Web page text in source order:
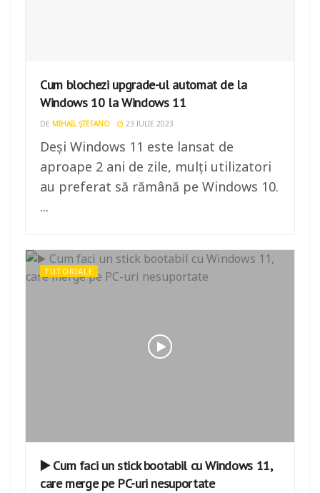
Cum blochezi upgrade-ul automat de la
Windows 10 la Windows 11
DE MIHAIL ȘTEFANO 23 IULIE 2023
Deși Windows 11 este lansat de
aproape 2 ani de zile, mulți utilizatori
au preferat să rămână pe Windows 10.
...
TUTORIALE
▶️ Cum faci un stick bootabil cu Windows 11,
care merge pe PC-uri nesuportate